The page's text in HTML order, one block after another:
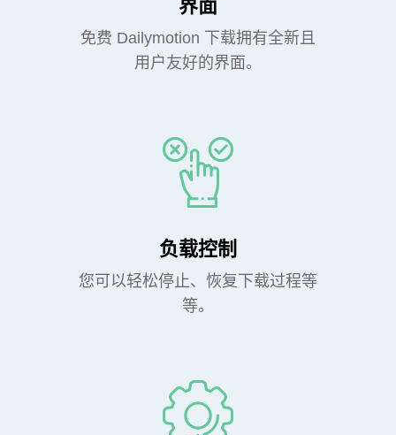
界面
免费 Dailymotion 下载拥有全新且
用户友好的界面。
负载控制
您可以轻松停止、恢复下载过程等
等。